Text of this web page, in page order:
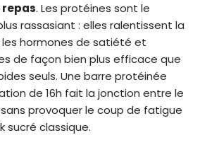
. Les protéines sont le
rassasiant : elles ralentissent la
hormones de satiété et
de façon bien plus efficace que
seuls. Une barre protéinée
de 16h fait la jonction entre le
provoquer le coup de fatigue
sucré classique.